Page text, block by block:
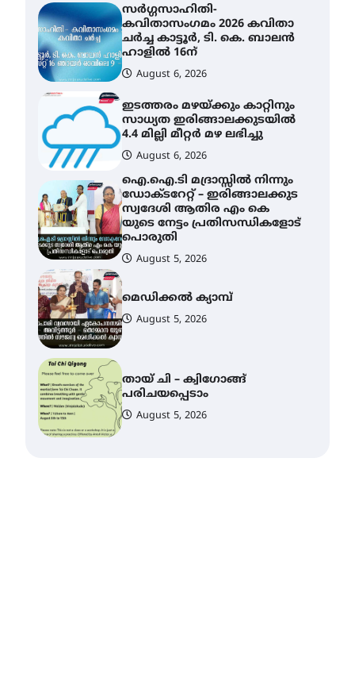
ഇടത്തരം മഴയ്ക്കും കാറ്റിനും
സാധ്യത ഇരിങ്ങാലക്കുടയിൽ
4.4 മില്ലി മീറ്റർ മഴ ലഭിച്ചു
August 6, 2026
ഡോക്ടറേറ്റ് – ഇരിങ്ങാലക്കുട
സ്വദേശി ആതിര എം കെ
യുടെ നേട്ടം പ്രതിസന്ധികളോട്
പൊരുതി
August 5, 2026
മെഡിക്കൽ ക്യാമ്പ്
August 5, 2026
തായ് ചി – ക്വിഗോങ്ങ്
പരിചയപ്പെടാം
കോമേഴ്സ്
എക്സ്പോയുമായി എസ്
എൻ ഹയർ സെക്കൻഡറി
വിദ്യാർത്ഥികൾ